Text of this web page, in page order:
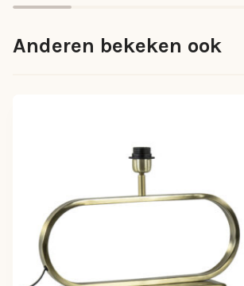
Anderen bekeken ook